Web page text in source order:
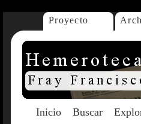
Proyecto
Inicio Buscar